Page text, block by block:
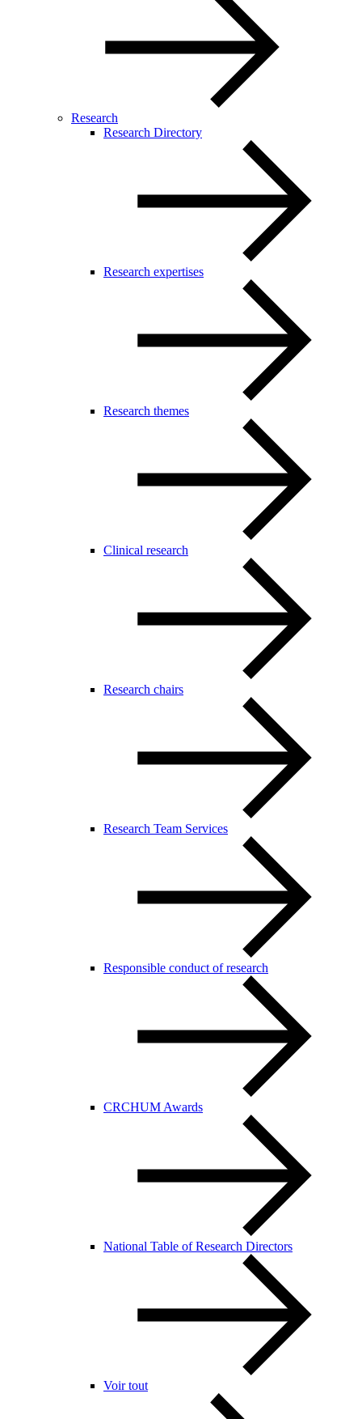
Research
Research Directory
Research expertises
Research themes
Clinical research
Research chairs
Research Team Services
Responsible conduct of research
CRCHUM Awards
National Table of Research Directors
Voir tout